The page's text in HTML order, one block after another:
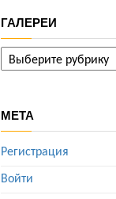
ГАЛЕРЕИ
ГАЛЕРЕИ
МЕТА
Регистрация
Войти